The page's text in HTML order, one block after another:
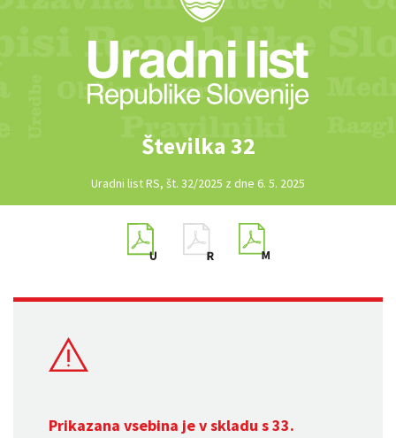
Številka 32
Uradni list RS, št. 32/2025 z dne 6. 5. 2025
Prikazana vsebina je v skladu s 33.